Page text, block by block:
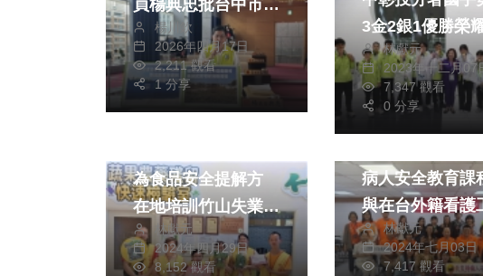
員楊典忠批台中市府
失職失能
楊川欽
2026年四月17日
2,211 觀看
1 分享
3金2銀1優勝榮
台 林獻元
2023年十二月07
7,347 觀看
0 分享
為食品安全提解方
在地培訓竹山失業婦
女變身蔬果農藥檢驗
員
林獻元
2024年四月29日
8,152 觀看
病人安全教育課
與在台外籍看護
病安把關
林獻元
2024年七月03日
7,417 觀看